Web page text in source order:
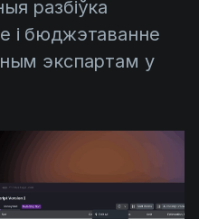
разбіўка
і бюджэтаванне
экспартам у